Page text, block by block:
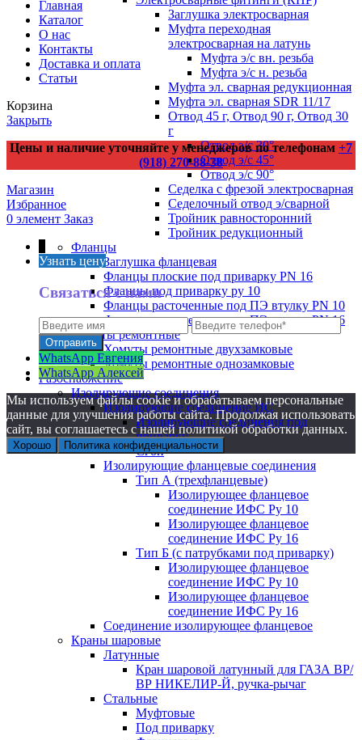
Заглушка электросварная
Муфта переходная
электросварная на латунь
Муфта э/с вн. резьба
Муфта э/с н. резьба
Муфта эл. cварная редукционная
Муфта эл. сварная SDR 11/17
Отвод 45 г, Отвод 90 г, Отвод 30
г
Отвод э/с 30°
Отвод э/с 45°
Отвод э/с 90°
Седелка с фрезой электросварная
Седелочный отвод э/сварной
Тройник равносторонний
Тройник редукционный
Фланцы
Заглушка фланцевая
Фланцы плоские под приварку PN 16
Фланцы под приварку ру 10
Фланцы расточенные под ПЭ втулку PN 10
Фланцы расточенные под ПЭ втулку PN 16
Хомуты ремонтные
Хомуты ремонтные двухзамковые
Хомуты ремонтные однозамковые
Газоснабжение
Изолирующие соединения
Изолирующие соединение ИС
Изолирующие соединения под
приварку
Сгон
Изолирующие фланцевые соединения
Тип А (трехфланцевые)
Изолирующее фланцевое
соединение ИФС Ру 10
Изолирующее фланцевое
соединение ИФС Ру 16
Тип Б (с патрубками под приварку)
Изолирующее фланцевое
соединение ИФС Ру 10
Изолирующее фланцевое
соединение ИФС Ру 16
Соединение изолирующее фланцевое
Краны шаровые
Латунные
Кран шаровой латунный для ГАЗА ВР/
ВР НИКЕЛИР-Й, ручка-рычаг
Стальные
Муфтовые
Под приварку
Главная
Каталог
О нас
Контакты
Доставка и оплата
Статьи
Корзина
Закрыть
Цены и наличие уточняйте у менеджеров по телефонам +7
(918) 270-88-38
Магазин
Избранное
0 элемент Заказ
Узнать цену
Связаться с нами
WhatsApp Евгения
WhatsApp Алексей
Мы используем файлы cookie и обрабатываем персональные
данные для улучшения работы сайта. Продолжая использовать
сайт, вы соглашаетесь с нашей политикой обработки данных.
Хорошо Политика конфиденциальности